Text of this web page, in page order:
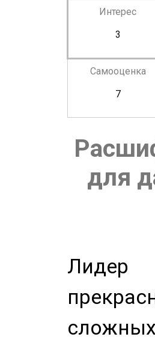
Интерес
3
Самооценка
7
для
Лидер